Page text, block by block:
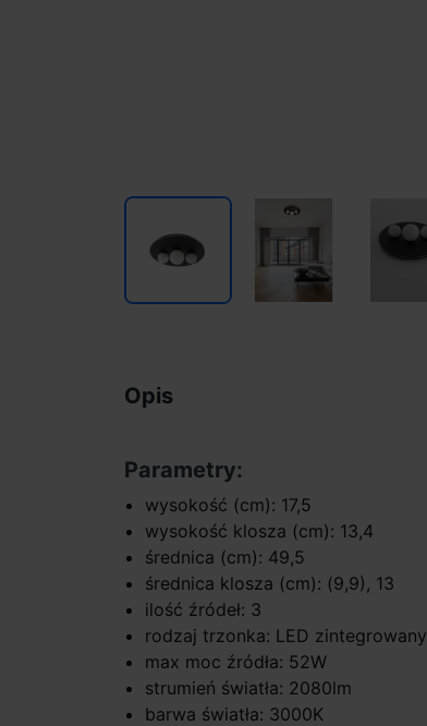
Opis
Parametry:
wysokość (cm): 17,5
wysokość klosza (cm): 13,4
średnica (cm): 49,5
średnica klosza (cm): (9,9), 13
ilość źródeł: 3
rodzaj trzonka: LED zintegrowany
max moc źródła: 52W
strumień światła: 2080lm
barwa światła: 3000K